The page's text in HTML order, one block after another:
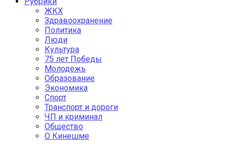
ЖКХ
Здравоохранение
Политика
Люди
Культура
75 лет Победы
Молодежь
Образование
Экономика
Спорт
Транспорт и дороги
ЧП и криминал
Общество
О Кинешме